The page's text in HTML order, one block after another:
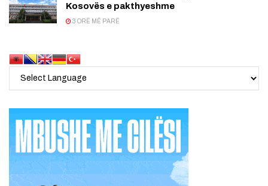
Kosovës e pakthyeshme
3 ORË MË PARË